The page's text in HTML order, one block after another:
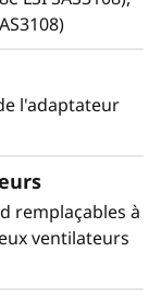
la
pour
l'adaptateur
remplaçables à
ventilateurs